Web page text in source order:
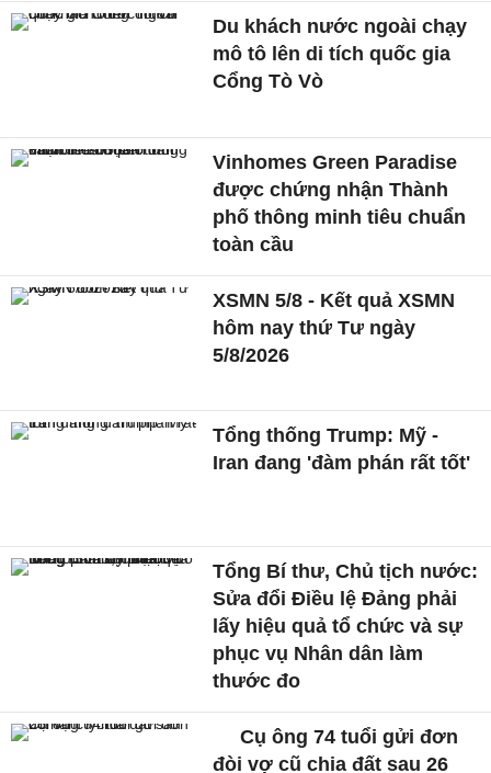
Du khách nước ngoài chạy
mô tô lên di tích quốc gia
Cổng Tò Vò
Vinhomes Green Paradise
được chứng nhận Thành
phố thông minh tiêu chuẩn
toàn cầu
XSMN 5/8 - Kết quả XSMN
hôm nay thứ Tư ngày
5/8/2026
Tổng thống Trump: Mỹ -
Iran đang 'đàm phán rất tốt'
Tổng Bí thư, Chủ tịch nước:
Sửa đổi Điều lệ Đảng phải
lấy hiệu quả tổ chức và sự
phục vụ Nhân dân làm
thước đo
Cụ ông 74 tuổi gửi đơn
đòi vợ cũ chia đất sau 26